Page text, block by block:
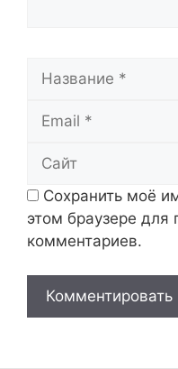
Сохранить моё
этом браузере
комментариев.